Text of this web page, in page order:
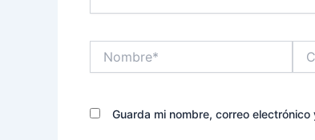
Guarda mi nombre, correo